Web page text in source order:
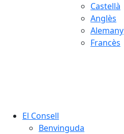
Castellà
Anglès
Alemany
Francès
El Consell
Benvinguda